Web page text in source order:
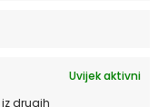
Uvijek aktivni
drugih
Balloon